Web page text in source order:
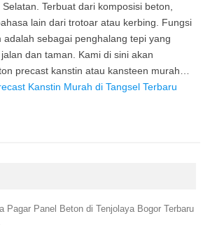
Terbuat dari komposisi beton,
lain dari trotoar atau kerbing. Fungsi
adalah sebagai penghalang tepi yang
dan taman. Kami di sini akan
precast kanstin atau kansteen murah…
Kanstin Murah di Tangsel Terbaru
Pagar Panel Beton di Tenjolaya Bogor Terbaru